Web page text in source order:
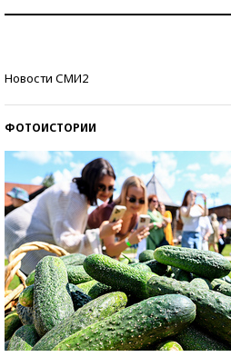
Новости СМИ2
ФОТОИСТОРИИ